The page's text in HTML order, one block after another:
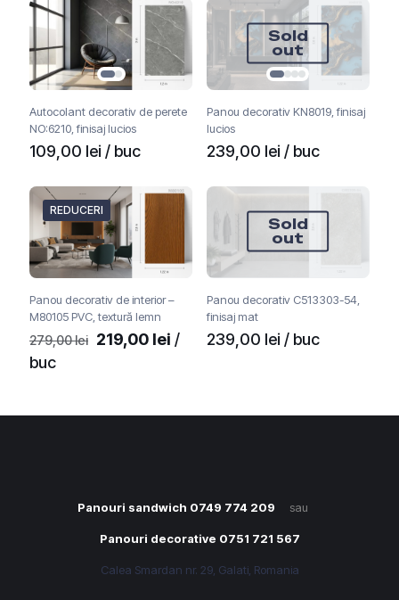
Autocolant decorativ de perete
NO:6210, finisaj lucios
109,00 lei / buc
Sold
out
Panou decorativ KN8019, finisaj
lucios
239,00 lei / buc
REDUCERI
Panou decorativ de interior –
M80105 PVC, textură lemn
279,00lei Prețul
219,00 lei Prețul
/
buc
Sold
out
Panou decorativ C513303-54,
finisaj mat
239,00 lei / buc
Panouri sandwich 0749 774 209 sau
Panouri decorative 0751 721 567
Calea Smardan nr. 29, Galati, Romania